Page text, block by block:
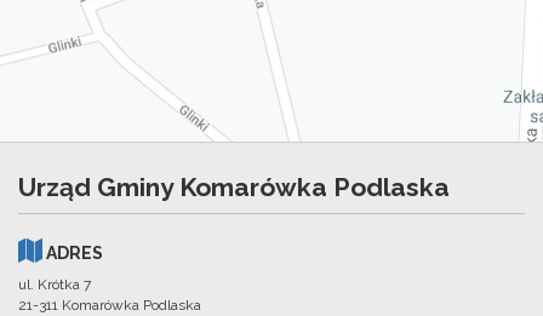
Urząd Gminy Komarówka Podlaska
ADRES
ul. Krótka 7
21-311 Komarówka Podlaska